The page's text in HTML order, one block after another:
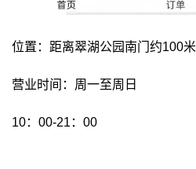
位置：距离翠湖公园南门约100米
营业时间：周一至周日
10：00-21：00